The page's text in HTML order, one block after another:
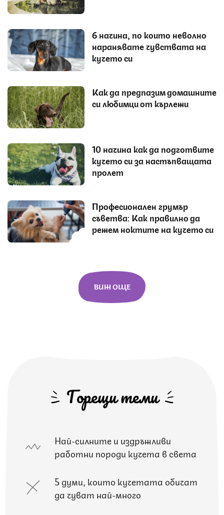
6 начина, по които неволно
наранявате чувствата на
кучето си
Как да предпазим домашните
си любимци от кърлежи
10 начина как да подготвите
кучето си за настъпващата
пролет
Професионален грумър
съветва: Как правилно да
режем ноктите на кучето си
ВИЖ ОЩЕ
Горещи теми
Най-силните и издръжливи
работни породи кучета в света
5 думи, които кучетата обичат
да чуват най-много